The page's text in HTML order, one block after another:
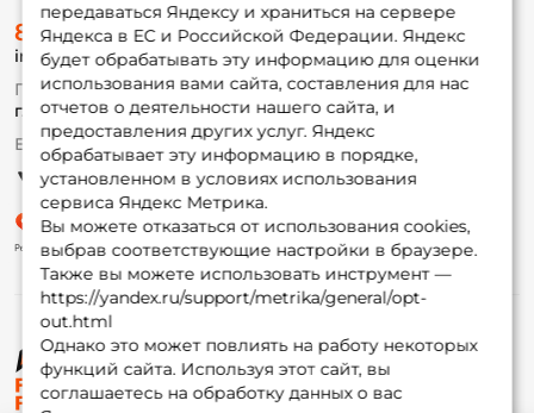
передаваться Яндексу и храниться на сервере
Яндекса в ЕС и Российской Федерации. Яндекс
будет обрабатывать эту информацию для оценки
использования вами сайта, составления для нас
отчетов о деятельности нашего сайта, и
предоставления других услуг. Яндекс
обрабатывает эту информацию в порядке,
установленном в условиях использования
сервиса Яндекс Метрика.
Вы можете отказаться от использования cookies,
выбрав соответствующие настройки в браузере.
Также вы можете использовать инструмент —
https://yandex.ru/support/metrika/general/opt-
out.html
Однако это может повлиять на работу некоторых
функций сайта. Используя этот сайт, вы
соглашаетесь на обработку данных о вас
© ФоксФишинг, 2009-2026
О магазине
Доставка
Оплата
Fox-bonus
Гуру
Партнерская программа
8 (495) 532-77-88
info@foxfishing.ru
По вопросам с заказом
г. Москва, ул. Плеханова д.7
Ежедневно 10:00 до 20:00